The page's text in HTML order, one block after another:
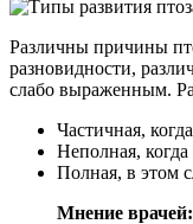
Различны причины
разновидности,
слабо выраженным.
Частичная,
Неполная, когда
Полная, в этом
Мнение врачей: